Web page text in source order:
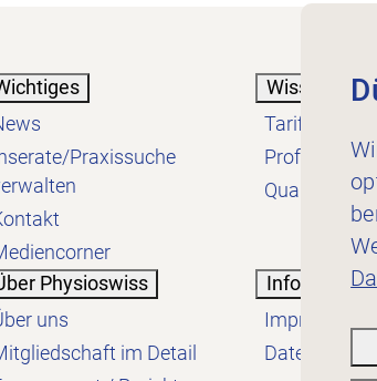
Praxissuche
Wissen
Tarif
Profession
Qualität
Physioswiss
uns
im Detail
Informatives
Impressum